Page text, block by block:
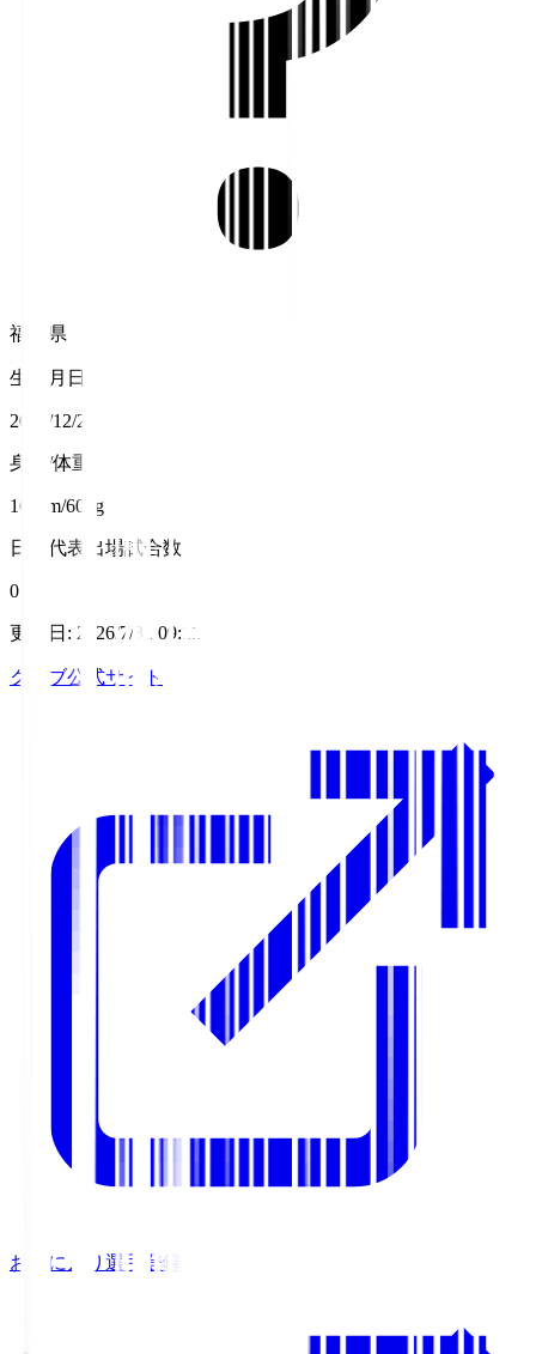
福岡県
生年月日
2000/12/28
身長/体重
161cm/60kg
日本代表出場試合数
0
更新日 : 2026/7/31 09:11
クラブ公式サイト
お気に入り選手登録